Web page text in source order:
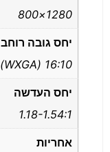
1280×800
יחס גובה רוחב
16:10 (WXGA)
יחס העדשה
1.18-1.54:1
אחריות